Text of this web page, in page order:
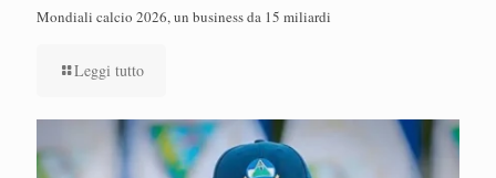
Mondiali calcio 2026, un business da 15 miliardi
Leggi tutto